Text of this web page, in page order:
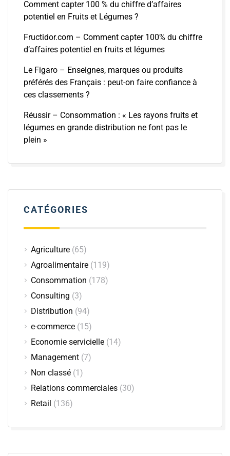
Comment capter 100 % du chiffre d’affaires
potentiel en Fruits et Légumes ?
Fructidor.com – Comment capter 100% du chiffre
d’affaires potentiel en fruits et légumes
Le Figaro – Enseignes, marques ou produits
préférés des Français : peut-on faire confiance à
ces classements ?
Réussir – Consommation : « Les rayons fruits et
légumes en grande distribution ne font pas le
plein »
CATÉGORIES
Agriculture (65)
Agroalimentaire (119)
Consommation (178)
Consulting (3)
Distribution (94)
e-commerce (15)
Economie servicielle (14)
Management (7)
Non classé (1)
Relations commerciales (30)
Retail (136)